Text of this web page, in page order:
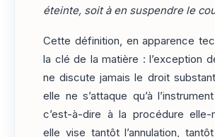
éteinte, soit à en suspendre le
Cette définition, en apparence
la clé de la matière : l’exception
ne discute jamais le droit
elle ne s’attaque qu’à
c’est-à-dire à la procédure elle-
elle vise tantôt l’annulation, tantôt